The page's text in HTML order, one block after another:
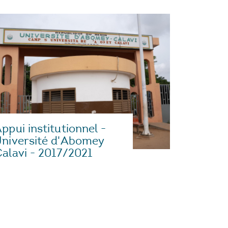
institutionnel -
d'Abomey
- 2017/2021